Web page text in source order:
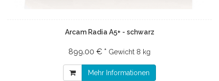
Arcam Radia A5+ - schwarz
899.00 € * Gewicht 8 kg
Mehr Informationen